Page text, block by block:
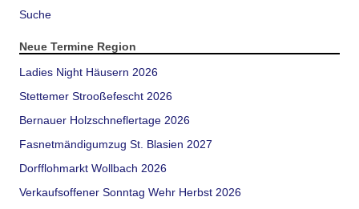
Suche
Neue Termine Region
Ladies Night Häusern 2026
Stettemer Strooßefescht 2026
Bernauer Holzschneflertage 2026
Fasnetmändigumzug St. Blasien 2027
Dorfflohmarkt Wollbach 2026
Verkaufsoffener Sonntag Wehr Herbst 2026